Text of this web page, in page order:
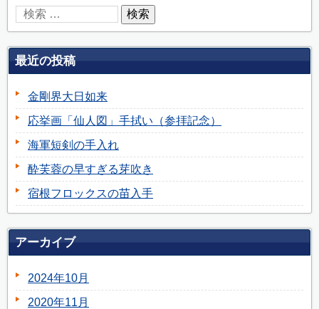
最近の投稿
金剛界大日如来
応挙画「仙人図」手拭い（参拝記念）
海軍短剣の手入れ
酔芙蓉の早すぎる芽吹き
宿根フロックスの苗入手
アーカイブ
2024年10月
2020年11月